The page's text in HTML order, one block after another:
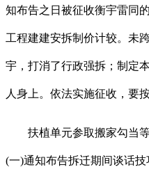
知布告之日被征收衡宇雷同
工程建建安拆制价计较。未
宇，打消了行政强拆；制定
人身上。依法实施征收，要
扶植单元参取搬家勾当等
(一)通知布告拆迁期间谈话